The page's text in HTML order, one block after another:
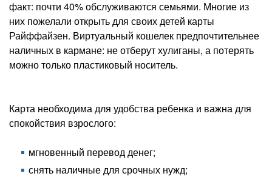
факт: почти 40% обслуживаются семьями. Многие из
них пожелали открыть для своих детей карты
Райффайзен. Виртуальный кошелек предпочтительнее
наличных в кармане: не отберут хулиганы, а потерять
можно только пластиковый носитель.
Карта необходима для удобства ребенка и важна для
спокойствия взрослого:
мгновенный перевод денег;
снять наличные для срочных нужд;